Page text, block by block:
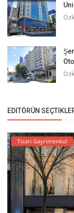
EDITÖRÜN
Ticari Gayrimenkul